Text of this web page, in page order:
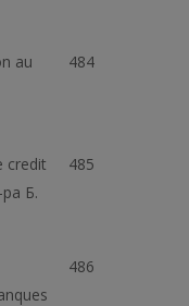
au
484
credit
Б.
485
486